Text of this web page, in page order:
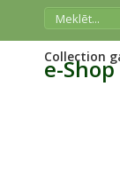
e-Shop
Collection